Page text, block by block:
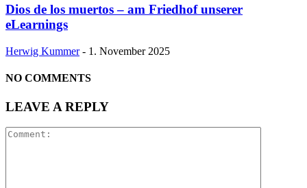
Dios de los muertos – am Friedhof unserer
eLearnings
Herwig Kummer - 1. November 2025
NO COMMENTS
LEAVE A REPLY